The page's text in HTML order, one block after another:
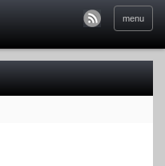
menu